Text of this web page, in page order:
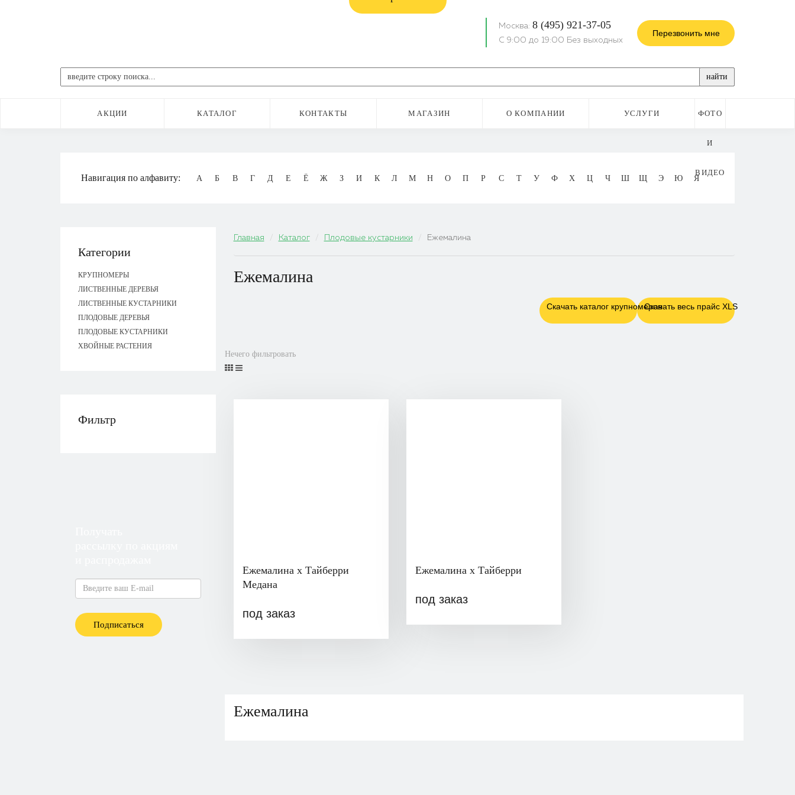
Москва: 8 (495) 921-37-05
С 9:00 до 19:00 Без выходных
Перезвонить мне
найти
АКЦИИ КАТАЛОГ КОНТАКТЫ МАГАЗИН О КОМПАНИИ УСЛУГИ ФОТО
И
ВИДЕО
Навигация по алфавиту: А Б В Г Д Е Ё Ж З И К Л М Н О П Р С Т У Ф Х Ц Ч Ш Щ Э Ю Я
Главная Каталог Плодовые кустарники Ежемалина
Ежемалина
Скачать весь прайс XLS
Скачать каталог крупномеров
Нечего фильтровать
Ежемалина x Тайберри
Меданa
под заказ
Ежемалина x Тайберри
под заказ
Ежемалина
Категории
КРУПНОМЕРЫ
ЛИСТВЕННЫЕ ДЕРЕВЬЯ
ЛИСТВЕННЫЕ КУСТАРНИКИ
ПЛОДОВЫЕ ДЕРЕВЬЯ
ПЛОДОВЫЕ КУСТАРНИКИ
ХВОЙНЫЕ РАСТЕНИЯ
Фильтр
Подписаться